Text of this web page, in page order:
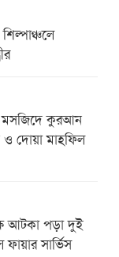
মসজিদে কুরআন
ও দোয়া মাহফিল
আটকা পড়া দুই
সার্ভিস